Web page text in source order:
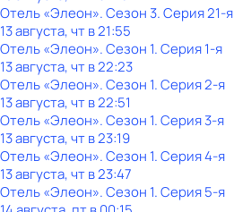
Отель «Элеон». Сезон 3. Серия 21-я
13 августа, чт в 21:55
Отель «Элеон». Сезон 1. Серия 1-я
13 августа, чт в 22:23
Отель «Элеон». Сезон 1. Серия 2-я
13 августа, чт в 22:51
Отель «Элеон». Сезон 1. Серия 3-я
13 августа, чт в 23:19
Отель «Элеон». Сезон 1. Серия 4-я
13 августа, чт в 23:47
Отель «Элеон». Сезон 1. Серия 5-я